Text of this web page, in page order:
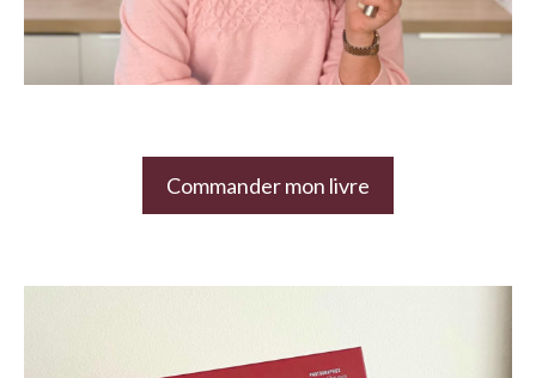
Commander mon livre